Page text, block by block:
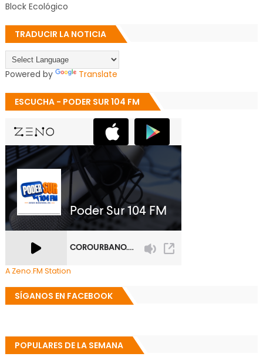
Block Ecológico
TRADUCIR LA NOTICIA
Powered by Translate
ESCUCHA - PODER SUR 104 FM
A Zeno.FM Station
SÍGANOS EN FACEBOOK
POPULARES DE LA SEMANA